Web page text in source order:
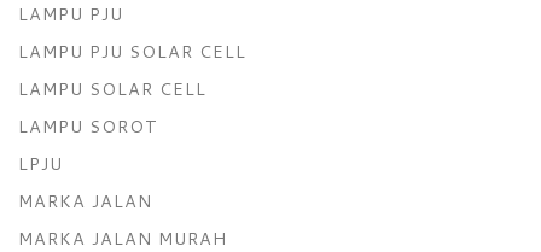
LAMPU PJU
LAMPU PJU SOLAR CELL
LAMPU SOLAR CELL
LAMPU SOROT
LPJU
MARKA JALAN
MARKA JALAN MURAH